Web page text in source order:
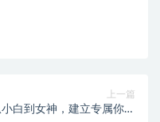
上一篇
白到女神，建立专属你的